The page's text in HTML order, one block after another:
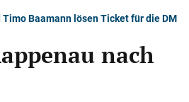
Baamann lösen Ticket für die DM
nach